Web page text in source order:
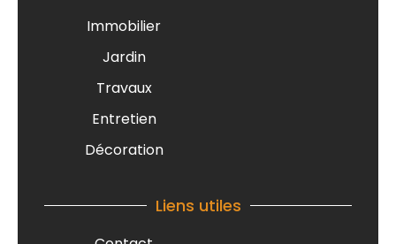
Immobilier
Jardin
Travaux
Entretien
Décoration
Liens utiles